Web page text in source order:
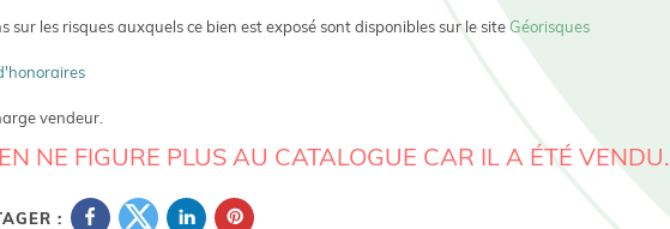
sur les risques auxquels ce bien est exposé sont disponibles sur le site Géorisques
vendeur.
NE FIGURE PLUS AU CATALOGUE CAR IL A ÉTÉ VENDU.
: